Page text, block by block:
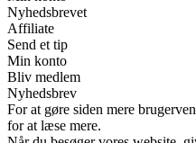
Nyhedsbrevet
Affiliate
Send et tip
Min konto
Bliv medlem
Nyhedsbrev
For at gøre siden mere
for at læse mere.